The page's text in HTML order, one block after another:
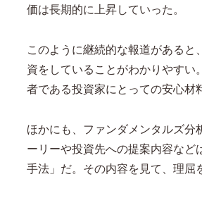
価は長期的に上昇していった。
このように継続的な報道がある
資をしていることがわかりやす
者である投資家にとっての安心材
ほかにも、ファンダメンタルズ分
ーリーや投資先への提案内容な
手法」だ。その内容を見て、理屈